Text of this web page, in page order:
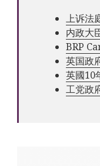
上诉法
内政大
BRP
英国政
英國10
工党政